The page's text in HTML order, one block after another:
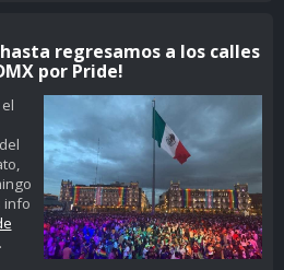
regresamos a los calles
por Pride!
info
.